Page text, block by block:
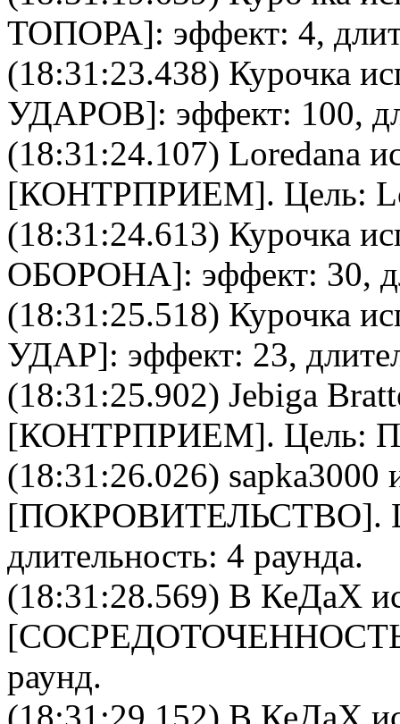
ТОПОРА]: эффект: 4,
(18:31:23.438) Курочка
УДАРОВ]: эффект: 100,
(18:31:24.107) Loredana
[КОНТРПРИЕМ]. Цель:
(18:31:24.613) Курочка
ОБОРОНА]: эффект: 30,
(18:31:25.518) Курочка
УДАР]: эффект: 23,
(18:31:25.902) Jebiga
[КОНТРПРИЕМ]. Цель:
(18:31:26.026) sapka3000
[ПОКРОВИТЕЛЬСТВО].
длительность: 4 раунда.
(18:31:28.569) В КеДаХ
[
раунд.
(18:31:29.152) В КеДаХ